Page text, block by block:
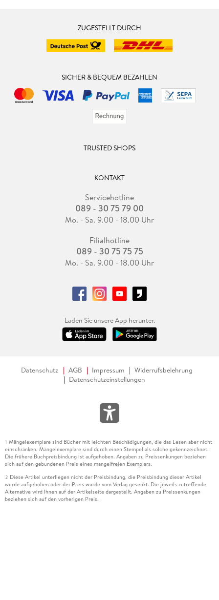
ZUGESTELLT DURCH
SICHER & BEQUEM BEZAHLEN
TRUSTED SHOPS
KONTAKT
Servicehotline
089 - 30 75 79 00
Mo. - Sa. 9.00 - 18.00 Uhr
Filialhotline
089 - 30 75 75 75
Mo. - Sa. 9.00 - 18.00 Uhr
Laden Sie unsere App herunter.
Datenschutz AGB Impressum
Widerrufsbelehrung
Datenschutzeinstellungen
1 Mängelexemplare sind Bücher mit leichten Beschädigungen, die das Lesen aber nicht
einschränken. Mängelexemplare sind durch einen Stempel als solche gekennzeichnet.
Die frühere Buchpreisbindung ist aufgehoben. Angaben zu Preissenkungen beziehen
sich auf den gebundenen Preis eines mangelfreien Exemplars.
2 Diese Artikel unterliegen nicht der Preisbindung, die Preisbindung dieser Artikel
wurde aufgehoben oder der Preis wurde vom Verlag gesenkt. Die jeweils zutreffende
Alternative wird Ihnen auf der Artikelseite dargestellt. Angaben zu Preissenkungen
beziehen sich auf den vorherigen Preis.